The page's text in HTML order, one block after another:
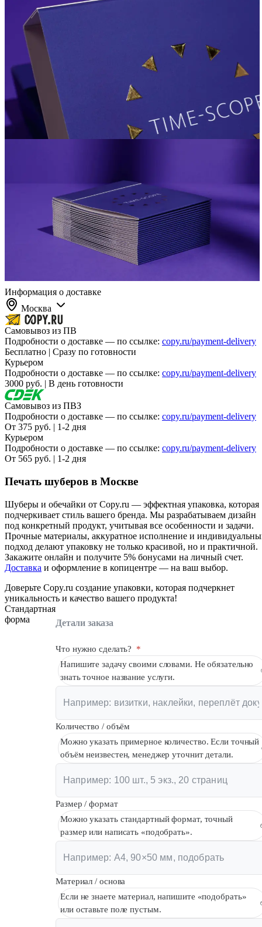
Информация о доставке
Москва
Самовывоз из ПВ
Подробности о доставке — по ссылке: copy.ru/payment-delivery
Бесплатно | Сразу по готовности
Курьером
Подробности о доставке — по ссылке: copy.ru/payment-delivery
3000 руб. | В день готовности
Самовывоз из ПВЗ
Подробности о доставке — по ссылке: copy.ru/payment-delivery
От 375 руб. | 1-2 дня
Курьером
Подробности о доставке — по ссылке: copy.ru/payment-delivery
От 565 руб. | 1-2 дня
Печать шуберов в Москве
Шуберы и обечайки от Copy.ru — эффектная упаковка, которая
подчеркивает стиль вашего бренда. Мы разрабатываем дизайн
под конкретный продукт, учитывая все особенности и задачи.
Прочные материалы, аккуратное исполнение и
подход делают упаковку не только красивой, но и практичной.
Закажите онлайн и получите 5% бонусами на личный счет.
Доставка и оформление в копицентре — на ваш выбор.
Доверьте Copy.ru создание упаковки, которая подчеркнет
уникальность и качество вашего продукта!
Стандартная
форма
Детали заказа
Что нужно сделать?
*
Напишите задачу своими словами. Не обязательно
знать точное название услуги.
Количество / объём
Можно указать примерное количество. Если точный
объём неизвестен, менеджер уточнит детали.
Размер / формат
Можно указать стандартный формат, точный
размер или написать «подобрать».
Материал / основа
Если не знаете материал, напишите «подобрать»
или оставьте поле пустым.